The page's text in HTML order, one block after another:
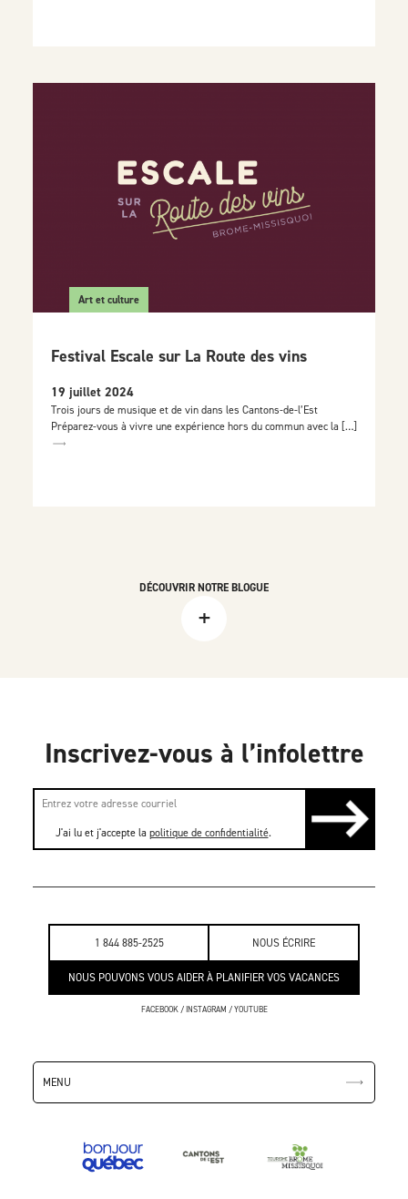
1 844 885-2525 NOUS ÉCRIRE
NOUS POUVONS VOUS AIDER À PLANIFIER VOS VACANCES
FACEBOOK/INSTAGRAM /YOUTUBE
MENU
Art et culture
Festival Escale sur La Route des vins
19 juillet 2024
Trois jours de musique et de vin dans les Cantons-de-l’Est
Préparez-vous à vivre une expérience hors du commun avec la […]
DÉCOUVRIR NOTRE BLOGUE
+
Inscrivez-vous à l’infolettre
J'ai lu et j'accepte la politique de confidentialité.